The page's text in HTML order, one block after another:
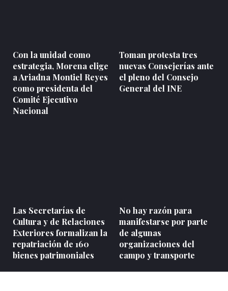
Con la unidad como
estrategia, Morena elige
a Ariadna Montiel Reyes
como presidenta del
Comité Ejecutivo
Nacional
Toman protesta tres
nuevas Consejerías ante
el pleno del Consejo
General del INE
Las Secretarías de
Cultura y de Relaciones
Exteriores formalizan la
repatriación de 160
bienes patrimoniales
No hay razón para
manifestarse por parte
de algunas
organizaciones del
campo y transporte